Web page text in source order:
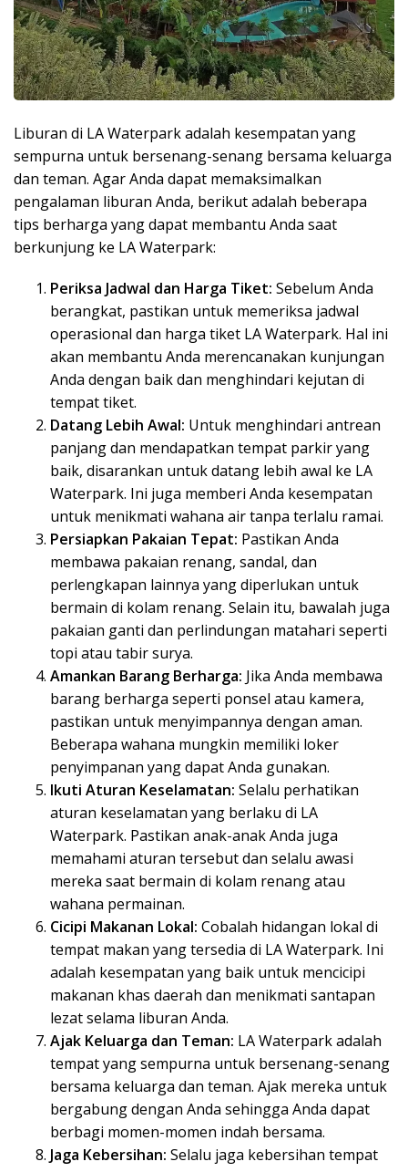
Liburan di LA Waterpark adalah kesempatan yang
sempurna untuk bersenang-senang bersama keluarga
dan teman. Agar Anda dapat memaksimalkan
pengalaman liburan Anda, berikut adalah beberapa
tips berharga yang dapat membantu Anda saat
berkunjung ke LA Waterpark:
Periksa Jadwal dan Harga Tiket: Sebelum Anda
berangkat, pastikan untuk memeriksa jadwal
operasional dan harga tiket LA Waterpark. Hal ini
akan membantu Anda merencanakan kunjungan
Anda dengan baik dan menghindari kejutan di
tempat tiket.
Datang Lebih Awal: Untuk menghindari antrean
panjang dan mendapatkan tempat parkir yang
baik, disarankan untuk datang lebih awal ke LA
Waterpark. Ini juga memberi Anda kesempatan
untuk menikmati wahana air tanpa terlalu ramai.
Persiapkan Pakaian Tepat: Pastikan Anda
membawa pakaian renang, sandal, dan
perlengkapan lainnya yang diperlukan untuk
bermain di kolam renang. Selain itu, bawalah juga
pakaian ganti dan perlindungan matahari seperti
topi atau tabir surya.
Amankan Barang Berharga: Jika Anda membawa
barang berharga seperti ponsel atau kamera,
pastikan untuk menyimpannya dengan aman.
Beberapa wahana mungkin memiliki loker
penyimpanan yang dapat Anda gunakan.
Ikuti Aturan Keselamatan: Selalu perhatikan
aturan keselamatan yang berlaku di LA
Waterpark. Pastikan anak-anak Anda juga
memahami aturan tersebut dan selalu awasi
mereka saat bermain di kolam renang atau
wahana permainan.
Cicipi Makanan Lokal: Cobalah hidangan lokal di
tempat makan yang tersedia di LA Waterpark. Ini
adalah kesempatan yang baik untuk mencicipi
makanan khas daerah dan menikmati santapan
lezat selama liburan Anda.
Ajak Keluarga dan Teman: LA Waterpark adalah
tempat yang sempurna untuk bersenang-senang
bersama keluarga dan teman. Ajak mereka untuk
bergabung dengan Anda sehingga Anda dapat
berbagi momen-momen indah bersama.
Jaga Kebersihan: Selalu jaga kebersihan tempat